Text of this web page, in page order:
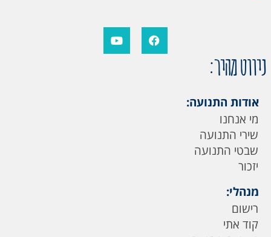
ניווט מהיר:
אודות התנועה:
מי אנחנו
שירי התנועה
שבטי התנועה
יזכור
מנהלי:
רישום
קוד אתי